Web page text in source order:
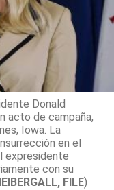
Donald
acto de campaña,
Iowa. La
en el
expresidente
con su
FILE)